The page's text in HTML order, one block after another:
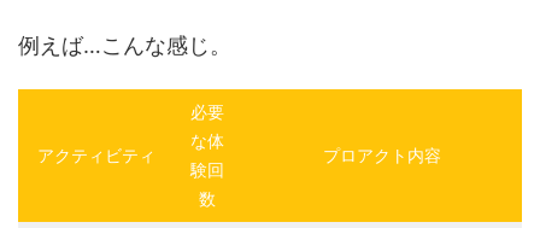
例えば…こんな感じ。
アクティビティ
必要
な体
験回
数
プロアクト内容